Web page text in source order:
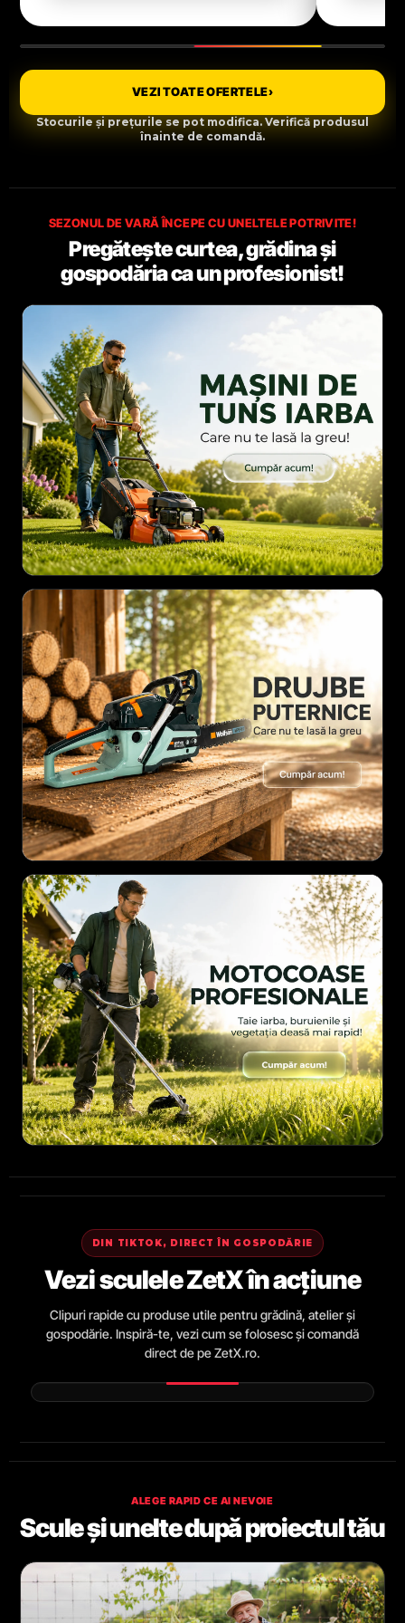
VEZI TOATE OFERTELE›
Stocurile și prețurile se pot modifica. Verifică produsul
înainte de comandă.
SEZONUL DE VARĂ ÎNCEPE CU UNELTELE POTRIVITE!
Pregătește curtea, grădina și
gospodăria ca un profesionist!
DIN TIKTOK, DIRECT ÎN GOSPODĂRIE
Vezi sculele ZetX în acțiune
Clipuri rapide cu produse utile pentru grădină, atelier și
gospodărie. Inspiră-te, vezi cum se folosesc și comandă
direct de pe ZetX.ro.
ALEGE RAPID CE AI NEVOIE
Scule și unelte după proiectul tău